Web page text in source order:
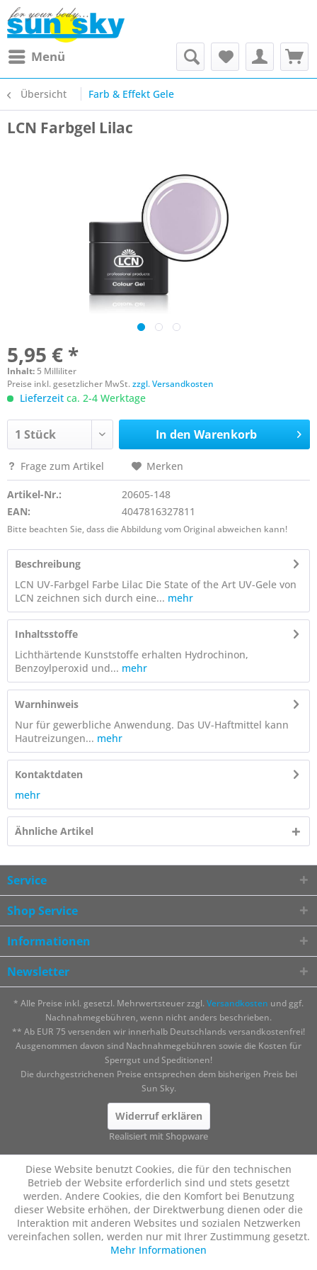
Menü
Übersicht Farb & Effekt Gele
LCN Farbgel Lilac
5,95 € *
Inhalt: 5 Milliliter
Preise inkl. gesetzlicher MwSt.zzgl. Versandkosten
Lieferzeit ca. 2-4 Werktage
In den Warenkorb
Frage zum Artikel Merken
Artikel-Nr.:
20605-148
EAN:
4047816327811
Bitte beachten Sie, dass die Abbildung vom Original abweichen kann!
Beschreibung
LCN UV-Farbgel Farbe Lilac Die State of the Art UV-Gele von
LCN zeichnen sich durch eine... mehr
Inhaltsstoffe
Lichthärtende Kunststoffe erhalten Hydrochinon,
Benzoylperoxid und... mehr
Warnhinweis
Nur für gewerbliche Anwendung. Das UV-Haftmittel kann
Hautreizungen... mehr
Kontaktdaten
mehr
Ähnliche Artikel
Service
Shop Service
Informationen
Newsletter
* Alle Preise inkl. gesetzl. Mehrwertsteuer zzgl. Versandkosten und ggf.
Nachnahmegebühren, wenn nicht anders beschrieben.
** Ab EUR 75 versenden wir innerhalb Deutschlands versandkostenfrei!
Ausgenommen davon sind Nachnahmegebühren sowie die Kosten für
Sperrgut und Speditionen!
Die durchgestrichenen Preise entsprechen dem bisherigen Preis bei
Sun Sky.
Widerruf erklären
Realisiert mit Shopware
Diese Website benutzt Cookies, die für den technischen
Betrieb der Website erforderlich sind und stets gesetzt
werden. Andere Cookies, die den Komfort bei Benutzung
dieser Website erhöhen, der Direktwerbung dienen oder die
Interaktion mit anderen Websites und sozialen Netzwerken
vereinfachen sollen, werden nur mit Ihrer Zustimmung gesetzt.
Mehr Informationen